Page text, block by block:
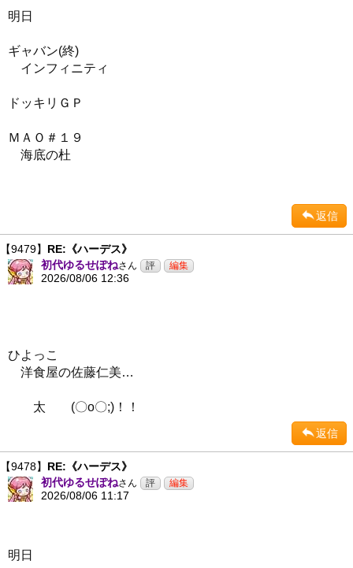
明日
ギャバン(終)
インフィニティ
ドッキリＧＰ
ＭＡＯ＃１９
海底の杜
返信
【9479】 RE:《ハーデス》
初代ゆるせぽねさん
2026/08/06 12:36
ひよっこ
洋食屋の佐藤仁美…
太 (〇o〇;)！！
返信
【9478】 RE:《ハーデス》
初代ゆるせぽねさん
2026/08/06 11:17
明日